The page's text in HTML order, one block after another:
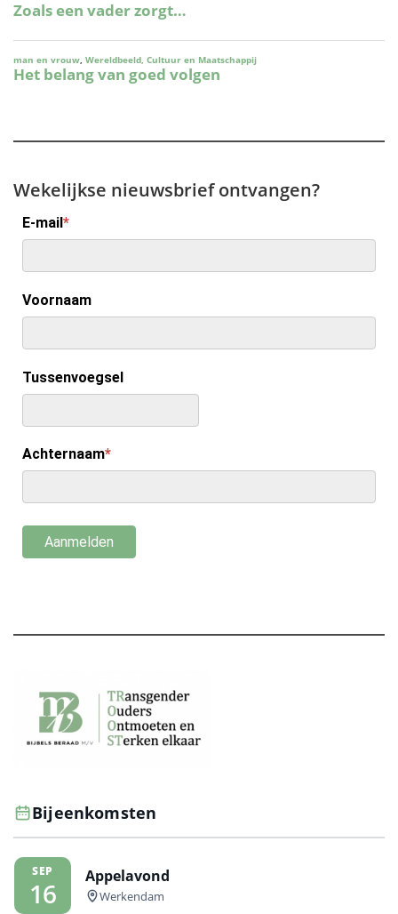
Wekelijkse nieuwsbrief ontvangen?
Bijeenkomsten
SEP
16
Appelavond
Werkendam